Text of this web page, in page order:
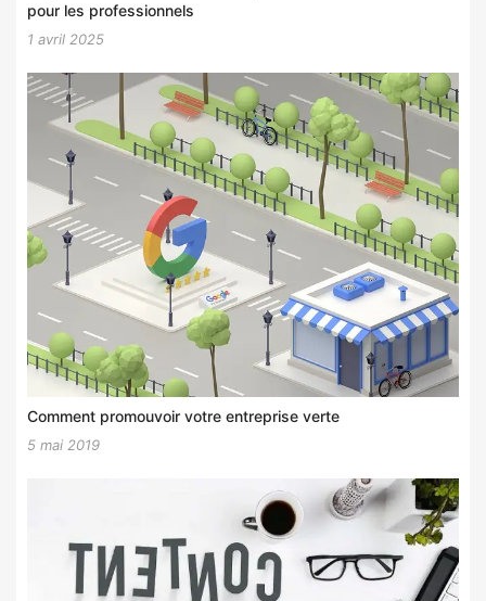
pour les professionnels
1 avril 2025
Comment promouvoir votre entreprise verte
5 mai 2019